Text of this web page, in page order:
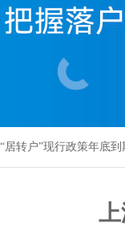
居转户”现行政策年底到